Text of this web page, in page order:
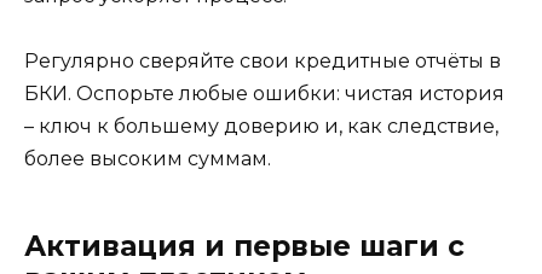
Регулярно сверяйте свои кредитные отчёты в
БКИ. Оспорьте любые ошибки: чистая история
– ключ к большему доверию и, как следствие,
более высоким суммам.
Активация и первые шаги с